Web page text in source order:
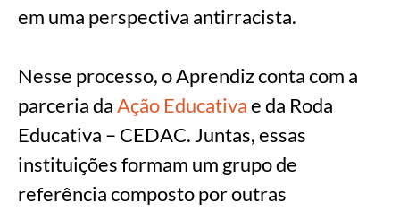
em uma perspectiva antirracista.
Nesse processo, o Aprendiz conta com a
parceria daAção Educativae da Roda
Educativa – CEDAC. Juntas, essas
instituições formam um grupo de
referência composto por outras